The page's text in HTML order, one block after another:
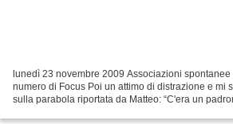
lunedì 23 novembre 2009 Associazioni
numero di Focus Poi un attimo di distrazione e mi
sulla parabola riportata da Matteo: “C'era un